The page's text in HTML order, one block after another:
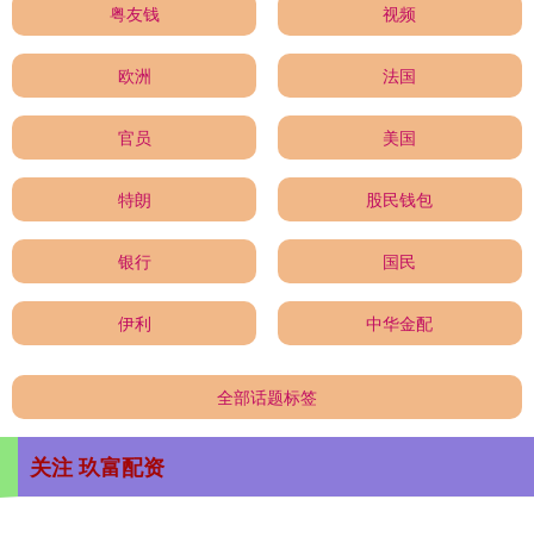
粤友钱 视频
欧洲 法国
官员 美国
特朗 股民钱包
银行 国民
伊利 中华金配
全部话题标签
关注 玖富配资